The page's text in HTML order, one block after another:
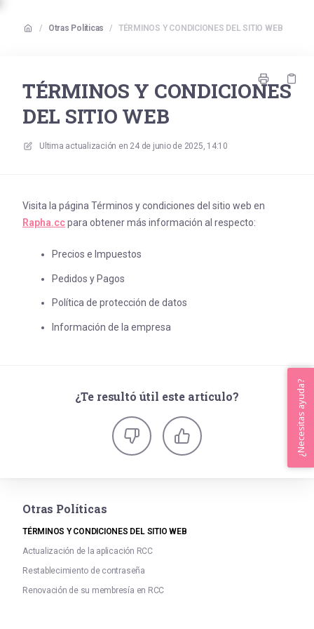
/ Otras Políticas / TÉRMINOS Y CONDICIONES DEL SITIO WEB
TÉRMINOS Y CONDICIONES
DEL SITIO WEB
Ultima actualización en 24 de junio de 2025, 14:10
Visita la página Términos y condiciones del sitio web en
Rapha.ccpara obtener más información al respecto:
Precios e Impuestos
Pedidos y Pagos
Política de protección de datos
Información de la empresa
¿Te resultó útil este artículo?
Otras Políticas
TÉRMINOS Y CONDICIONES DEL SITIO WEB
Actualización de la aplicación RCC
Restablecimiento de contraseña
Renovación de su membresía en RCC
¿Necesitas ayuda?